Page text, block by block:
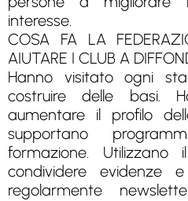
interesse.
COSA FA LA
AIUTARE I CLUB A
Hanno visitato ogni
costruire delle basi.
aumentare il profilo
supportano
formazione.
condividere evidenze
regolarmente